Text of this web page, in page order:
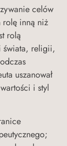
celów
rolę inną niż
rolą
świata, religii,
uszanował
i styl